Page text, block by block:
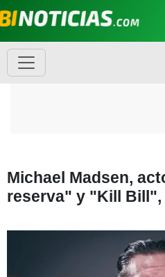
Michael Madsen,
reserva" y "Kill Bill",